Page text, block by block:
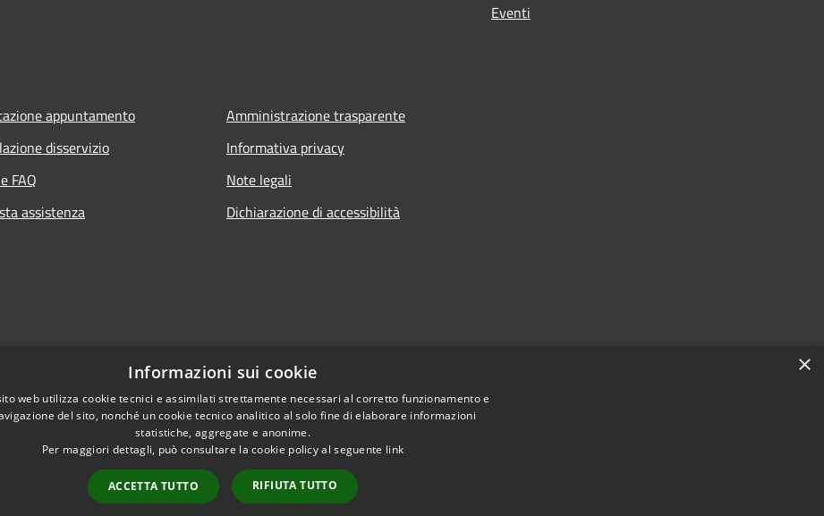
Eventi
appuntamento
disservizio
FAQ
assistenza
Amministrazione trasparente
Informativa privacy
Note legali
Dichiarazione di accessibilità
×
Informazioni sui cookie
web utilizza cookie tecnici e assimilati strettamente necessari al corretto funzionamento e
del sito, nonché un cookie tecnico analitico al solo fine di elaborare informazioni
statistiche, aggregate e anonime.
Per maggiori dettagli, può consultare la cookie policy al seguente link
ACCETTA TUTTO RIFIUTA TUTTO